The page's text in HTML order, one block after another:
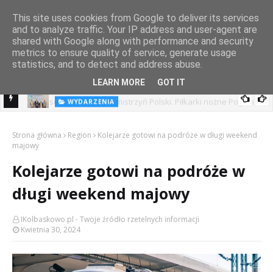
WYDARZENIA
Strona główna Region
Kolejarze gotowi na podróże w długi weekend
majowy
Kolejarze gotowi na podróże w
długi weekend majowy
IKolbaskowo.pl - Twoje źródło rzetelnych informacji
Kwietnia 30, 2024
This site uses cookies from Google to deliver its services
and to analyze traffic. Your IP address and user-agent are
shared with Google along with performance and security
metrics to ensure quality of service, generate usage
statistics, and to detect and address abuse.
LEARN MORE GOT IT